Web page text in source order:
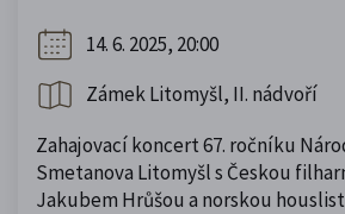
14. 6. 2025, 20:00
Zámek Litomyšl, II. nádvoří
Zahajovací koncert 67. ročníku
Smetanova Litomyšl s Českou
Jakubem Hrůšou a norskou